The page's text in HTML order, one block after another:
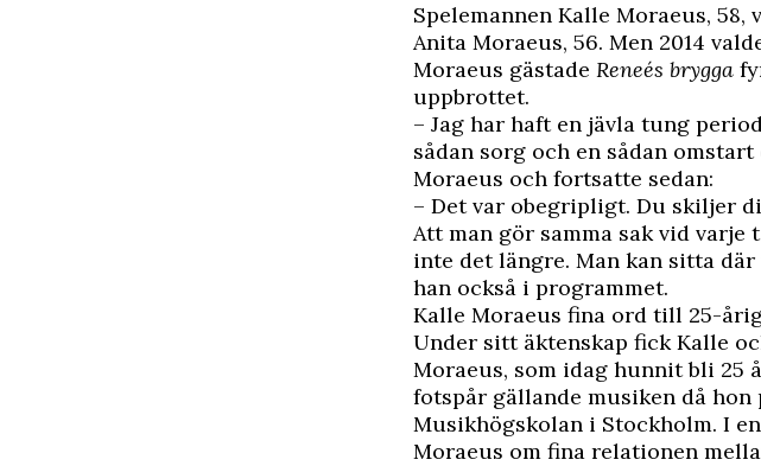
Spelemannen Kalle Moraeus,
Anita Moraeus, 56. Men 2014
Moraeus gästade Reneés brygga
uppbrottet.
– Jag har haft en jävla tung
sådan sorg och en sådan
Moraeus och fortsatte sedan:
– Det var obegripligt. Du skiljer
Att man gör samma sak vid
inte det längre. Man kan sitta
han också i programmet.
Kalle Moraeus fina ord till 25-
Under sitt äktenskap fick Kalle
Moraeus, som idag hunnit bli 25
fotspår gällande musiken då
Musikhögskolan i Stockholm. I
Moraeus om fina relationen